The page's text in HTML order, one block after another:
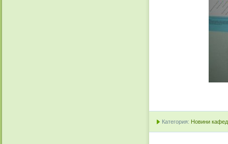
Категория: Новини